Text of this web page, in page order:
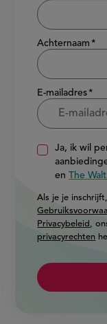
Achternaam
E-mailadres
Ja, ik wil
enThe
Als je je
Privacybeleid ,
privacyrechten